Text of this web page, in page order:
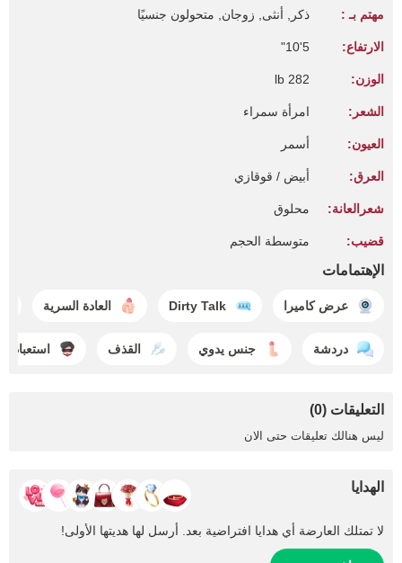
مهتم بـ : ذكر, أنثى, زوجان, متحولون جنسيًا
الارتفاع: 5'10"
الوزن: 282 lb
الشعر: امرأة سمراء
العيون: أسمر
العرق: أبيض / قوقازي
شعرالعانة: محلوق
قضيب: متوسطة الحجم
الإهتمامات
عرض كاميرا Dirty Talk العادة السرية
دردشة جنس يدوي القذف استعباد
التعليقات (0)
ليس هنالك تعليقات حتى الان
الهدايا
لا تمتلك العارضة أي هدايا افتراضية بعد. أرسل لها هديتها الأولى!